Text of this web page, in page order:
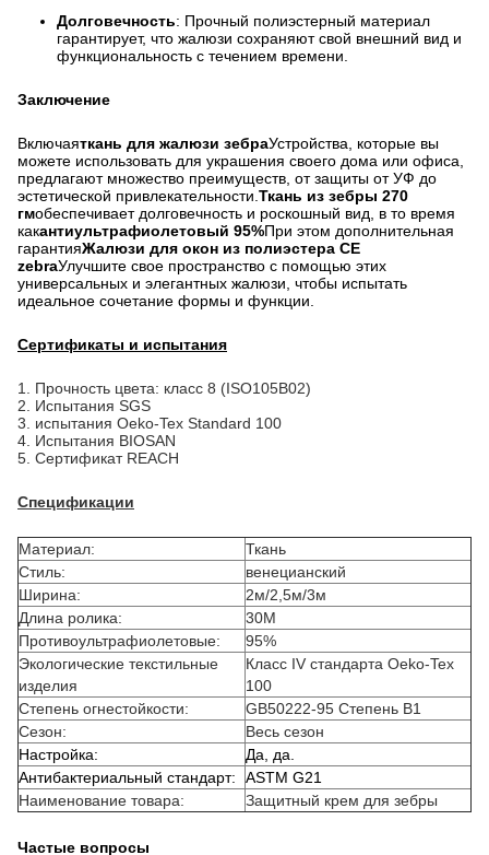
Долговечность: Прочный полиэстерный материал
гарантирует, что жалюзи сохраняют свой внешний вид и
функциональность с течением времени.
Заключение
Включаяткань для жалюзи зебраУстройства, которые вы
можете использовать для украшения своего дома или офиса,
предлагают множество преимуществ, от защиты от УФ до
эстетической привлекательности. Ткань из зебры 270
гмобеспечивает долговечность и роскошный вид, в то время
какантиультрафиолетовый 95%При этом дополнительная
гарантияЖалюзи для окон из полиэстера CE
zebraУлучшите свое пространство с помощью этих
универсальных и элегантных жалюзи, чтобы испытать
идеальное сочетание формы и функции.
Сертификаты и испытания
1. Прочность цвета: класс 8 (ISO105B02)
2. Испытания SGS
3. испытания Oeko-Tex Standard 100
4. Испытания BIOSAN
5. Сертификат REACH
Спецификации
Материал:
Ткань
Стиль:
венецианский
Ширина:
2м/2,5м/3м
Длина ролика:
30M
Противоультрафиолетовые:
95%
Экологические текстильные
изделия
Класс IV стандарта Oeko-Tex
100
Степень огнестойкости:
GB50222-95 Степень B1
Сезон:
Весь сезон
Настройка:
Да, да.
Антибактериальный стандарт:
ASTM G21
Наименование товара:
Защитный крем для зебры
Частые вопросы